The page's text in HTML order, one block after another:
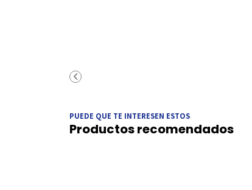
PUEDE QUE TE INTERESEN ESTOS
Productos recomendados